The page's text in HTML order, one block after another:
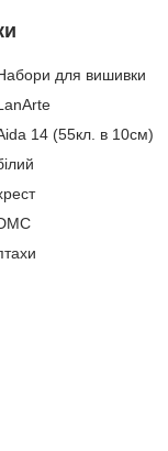
для вишивки
14 (55кл. в 10см)